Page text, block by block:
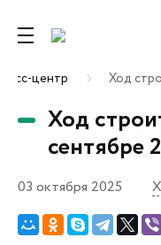
Агентам
Ремонт от
Трейд-Ин
центр Ход
Ход
сентябре
03 октября 2025